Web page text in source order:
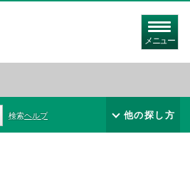
メニュー
検索ヘルプ 他の探し方